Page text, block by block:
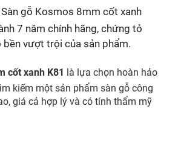
Sàn gỗ Kosmos 8mm cốt xanh
7 năm chính hãng, chứng tỏ
vượt trội của sản phẩm.
cốt xanh K81 là lựa chọn hoàn hảo
kiếm một sản phẩm sàn gỗ công
giá cả hợp lý và có tính thẩm mỹ